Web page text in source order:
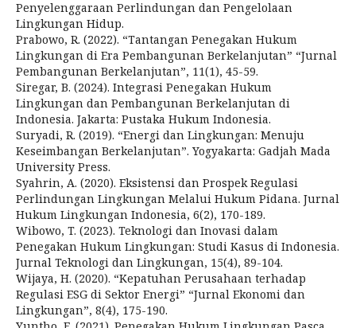
Penyelenggaraan Perlindungan dan Pengelolaan
Lingkungan Hidup.
Prabowo, R. (2022). “Tantangan Penegakan Hukum
Lingkungan di Era Pembangunan Berkelanjutan” “Jurnal
Pembangunan Berkelanjutan”, 11(1), 45-59.
Siregar, B. (2024). Integrasi Penegakan Hukum
Lingkungan dan Pembangunan Berkelanjutan di
Indonesia. Jakarta: Pustaka Hukum Indonesia.
Suryadi, R. (2019). “Energi dan Lingkungan: Menuju
Keseimbangan Berkelanjutan”. Yogyakarta: Gadjah Mada
University Press.
Syahrin, A. (2020). Eksistensi dan Prospek Regulasi
Perlindungan Lingkungan Melalui Hukum Pidana. Jurnal
Hukum Lingkungan Indonesia, 6(2), 170-189.
Wibowo, T. (2023). Teknologi dan Inovasi dalam
Penegakan Hukum Lingkungan: Studi Kasus di Indonesia.
Jurnal Teknologi dan Lingkungan, 15(4), 89-104.
Wijaya, H. (2020). “Kepatuhan Perusahaan terhadap
Regulasi ESG di Sektor Energi” “Jurnal Ekonomi dan
Lingkungan”, 8(4), 175-190.